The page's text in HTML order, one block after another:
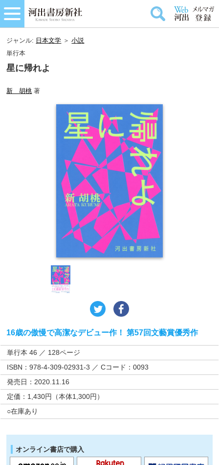
ジャンル: 日本文学 ＞小説
単行本
星に帰れよ
新 胡桃 著
16歳の傲慢で高潔なデビュー作！ 第57回文藝賞優秀作
単行本 46 ／ 128ページ
ISBN：978-4-309-02931-3 ／ Cコード：0093
発売日：2020.11.16
定価：1,430円（本体1,300円）
○在庫あり
オンライン書店で購入